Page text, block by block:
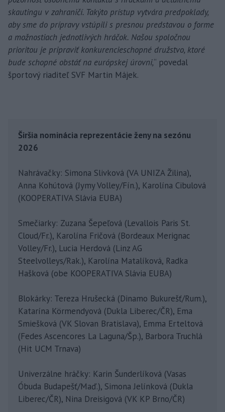
skautingu v zahraničí. Takýto prístup vytvára predpoklady,
aby sme do prípravy vstúpili s presnou predstavou o forme
a možnostiach jednotlivých hráčok. Našou spoločnou
prioritou je pripraviť konkurencieschopné družstvo, ktoré
bude schopné obstáť na európskej úrovni,“ povedal
športový riaditeľ SVF Martin Májek.
Širšia nominácia reprezentácie ženy na sezónu
2026
Nahrávačky: Simona Slivková (VA UNIZA Žilina),
Anna Kohútová (Jymy Volley/Fín.), Karolína Cibulová
(KOOPERATIVA Slávia EUBA)
Smečiarky: Zuzana Šepeľová (Levallois Paris St.
Cloud/Fr.), Karolína Fričová (Bordeaux Merignac
Volley/Fr.), Lucia Herdová (Linz AG
Steelvolleys/Rak.), Karolína Matalíková, Radka
Hašková (obe KOOPERATIVA Slávia EUBA)
Blokárky: Tereza Hrušecká (Dinamo Bukurešť/Rum.),
Katarína Körmendyová (Dukla Liberec/ČR), Ema
Smiešková (VK Slovan Bratislava), Emma Erteltová
(Fedes Ascencores La Laguna/Šp.), Barbora Truchlá
(Hit UCM Trnava)
Univerzálne hráčky: Karin Šunderlíková (Vasas
Óbuda Budapešť/Maď.), Simona Jelínková (Dukla
Liberec/ČR), Nina Dreisigová (VK KP Brno/ČR)